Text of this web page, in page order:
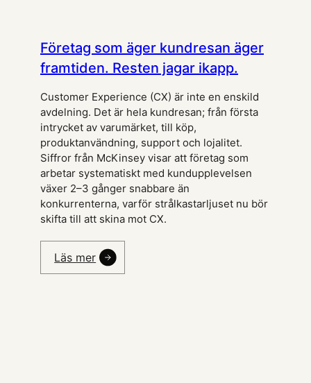
Företag som äger kundresan äger
framtiden. Resten jagar ikapp.
Customer Experience (CX) är inte en enskild
avdelning. Det är hela kundresan; från första
intrycket av varumärket, till köp,
produktanvändning, support och lojalitet.
Siffror från McKinsey visar att företag som
arbetar systematiskt med kundupplevelsen
växer 2–3 gånger snabbare än
konkurrenterna, varför strålkastarljuset nu bör
skifta till att skina mot CX.
Läs mer